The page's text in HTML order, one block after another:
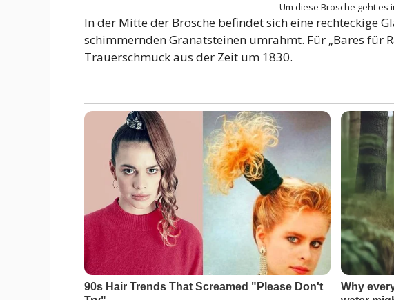
Um diese Brosche geht es
In der Mitte der Brosche befindet sich eine rechteckige
schimmernden Granatsteinen umrahmt. Für „Bares für
Trauerschmuck aus der Zeit um 1830.